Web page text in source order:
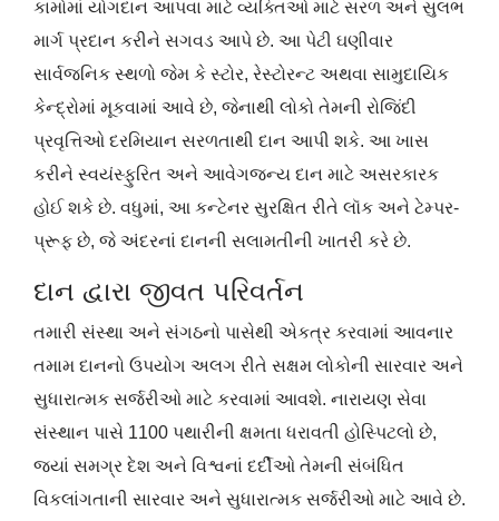
કામોમાં યોગદાન આપવા માટે વ્યક્તિઓ માટે સરળ અને સુલભ
માર્ગ પ્રદાન કરીને સગવડ આપે છે. આ પેટી ઘણીવાર
સાર્વજનિક સ્થળો જેમ કે સ્ટોર, રેસ્ટોરન્ટ અથવા સામુદાયિક
કેન્દ્રોમાં મૂકવામાં આવે છે, જેનાથી લોકો તેમની રોજિંદી
પ્રવૃત્તિઓ દરમિયાન સરળતાથી દાન આપી શકે. આ ખાસ
કરીને સ્વયંસ્ફુરિત અને આવેગજન્ય દાન માટે અસરકારક
હોઈ શકે છે. વધુમાં, આ કન્ટેનર સુરક્ષિત રીતે લૉક અને ટેમ્પર-
પ્રૂફ છે, જે અંદરનાં દાનની સલામતીની ખાતરી કરે છે.
દાન દ્વારા જીવત પરિવર્તન
તમારી સંસ્થા અને સંગઠનો પાસેથી એકત્ર કરવામાં આવનાર
તમામ દાનનો ઉપયોગ અલગ રીતે સક્ષમ લોકોની સારવાર અને
સુધારાત્મક સર્જરીઓ માટે કરવામાં આવશે. નારાયણ સેવા
સંસ્થાન પાસે 1100 પથારીની ક્ષમતા ધરાવતી હોસ્પિટલો છે,
જ્યાં સમગ્ર દેશ અને વિશ્વનાં દર્દીઓ તેમની સંબંધિત
વિકલાંગતાની સારવાર અને સુધારાત્મક સર્જરીઓ માટે આવે છે.